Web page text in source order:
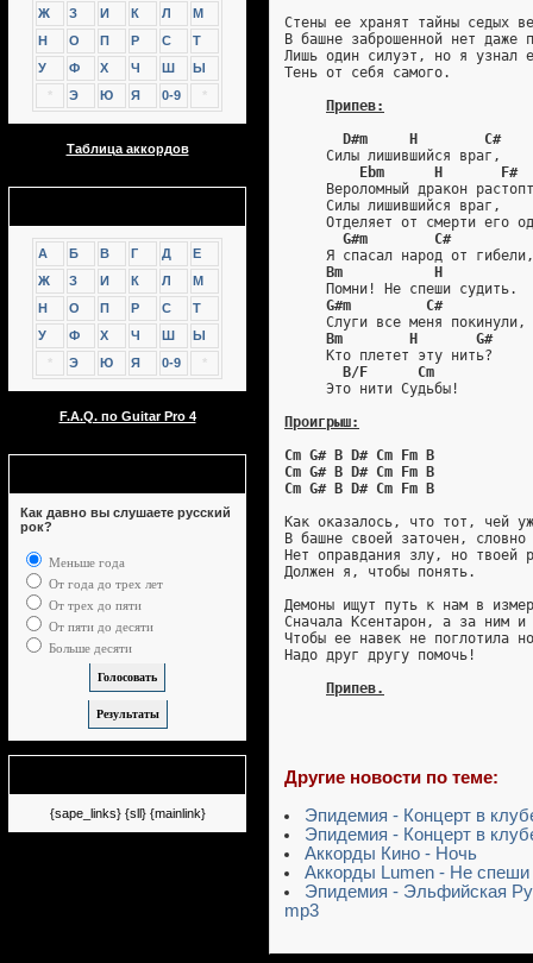
Ж
З И К Л
М
Н
О П Р С
Т
У
Ф Х Ч Ш
Ы
Э Ю Я 0-9
Таблица аккордов
А Б В Г Д
Е
Ж
З И К Л
М
Н
О П Р С
Т
У
Ф Х Ч Ш
Ы
Э Ю Я 0-9
F.A.Q. по Guitar Pro 4
Как давно вы слушаете русский
рок?
Меньше года
От года до трех лет
От трех до пяти
От пяти до десяти
Больше десяти
{sape_links} {sll} {mainlink}
Стены ее хранят тайны седых
В башне заброшенной нет даже
Лишь один силуэт, но я узнал
Тень от себя самого.
Припев:
D#m     H        C#
     Силы лишившийся враг,
Ebm      H       F#
Вероломный дракон
     Силы лишившийся враг,
Отделяет от смерти его
G#m        C#
     Я спасал народ от гибели,
Bm           H
     Помни! Не спеши судить.
G#m         C#
     Слуги все меня покинули,
Bm        H       G#
     Кто плетет эту нить?
B/F      Cm
     Это нити Судьбы!
Проигрыш:
Cm G# B D# Cm Fm B
Cm G# B D# Cm Fm B
Cm G# B D# Cm Fm B
Как оказалось, что тот, чей
В башне своей заточен,
Нет оправдания злу, но твоей
Должен я, чтобы понять.
Демоны ищут путь к нам в
Сначала Ксентарон, а за ним и
Чтобы ее навек не поглотила
Надо друг другу помочь!
Припев.
Другие новости по теме:
Эпидемия - Концерт в
Эпидемия - Концерт в
Аккорды Кино - Ночь
Аккорды Lumen - Не спеши
Эпидемия - Эльфийская
mp3